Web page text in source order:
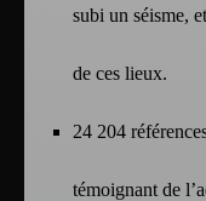
subi un séisme,
de ces lieux.
24 204
témoignant de